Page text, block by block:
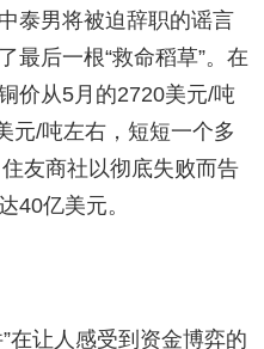
泰男将被迫辞职的谣言
最后一根“救命稻草”。在
价从5月的2720美元/吨
元/吨左右，短短一个多
友商社以彻底失败而告
40亿美元。
在让人感受到资金博弈的